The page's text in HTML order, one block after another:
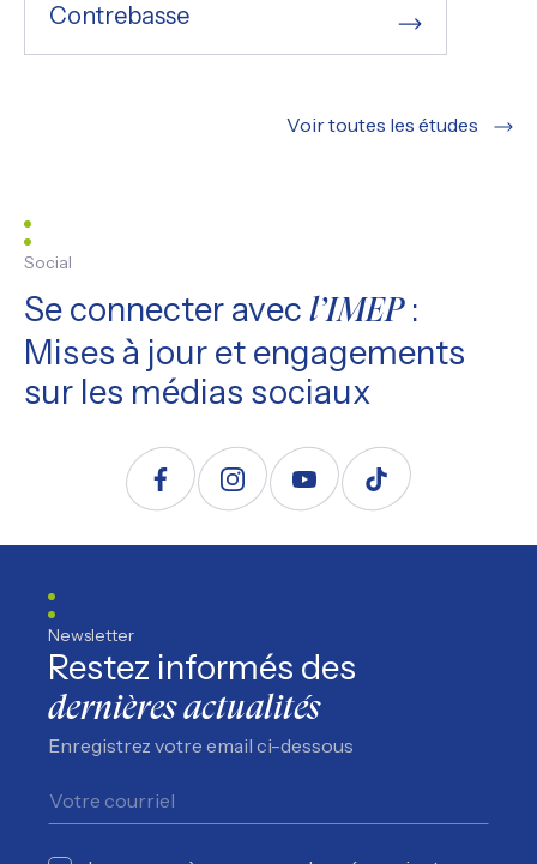
Contrebasse
Voir toutes les études
Social
Se connecter avec l’IMEP:
Mises à jour et engagements
sur les médias sociaux
Newsletter
Restez informés des
dernières actualités
Enregistrez votre email ci-dessous